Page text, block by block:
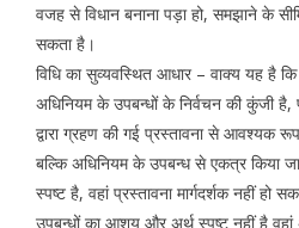
वजह से विधान बनाना पड़ा हो, समझाने के
सकता है।
विधि का सुव्यवस्थित आधार – वाक्य यह है कि
अधिनियम के उपबन्धों के निर्वचन की कुंजी
द्वारा ग्रहण की गई प्रस्तावना से आवश्यक
बल्कि अधिनियम के उपबन्ध से एकत्र किया
स्पष्ट है, वहां प्रस्तावना मार्गदर्शक नहीं हो
उपबन्धों का आशय और अर्थ स्पष्ट नहीं है वहां